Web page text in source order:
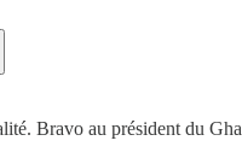
Bravo au président du